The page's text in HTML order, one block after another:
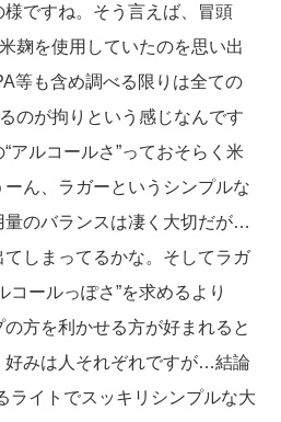
ですね。そう言えば、冒頭
麹を使用していたのを思い出
等も含め調べる限りは全ての
のが拘りという感じなんです
ルコールさ”っておそらく米
ん、ラガーというシンプルな
量のバランスは凄く大切だが…
しまってるかな。そしてラガ
コールっぽさ”を求めるより
方を利かせる方が好まれると
好みは人それぞれですが…結論
ライトでスッキリシンプルな大